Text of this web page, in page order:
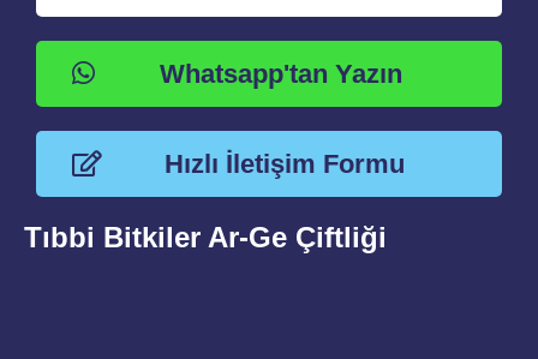
Whatsapp'tan Yazın
Hızlı İletişim Formu
Tıbbi Bitkiler Ar-Ge Çiftliği